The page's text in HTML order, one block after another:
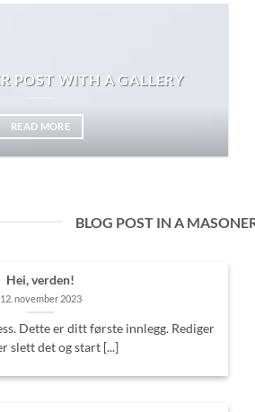
POST WITH A GALLERY
READ MORE
BLOG POST IN A
Hei, verden!
12. november 2023
Dette er ditt første innlegg. Rediger
slett det og start [...]